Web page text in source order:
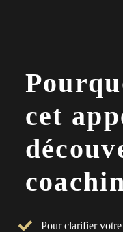
cet
Pour clarifier